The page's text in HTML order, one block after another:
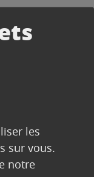
les
sur vous.
notre
sur le
dans de
jeunesse,
le 19
aider dans
vos